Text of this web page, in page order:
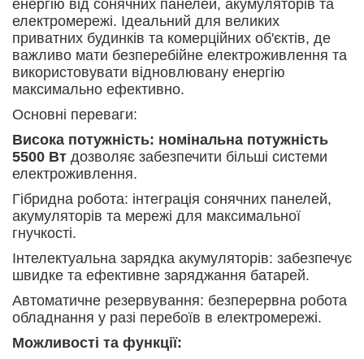
енергію від сонячних панелей, акумуляторів та
електромережі. Ідеальний для великих
приватних будинків та комерційних об'єктів, де
важливо мати безперебійне електроживлення та
використовувати відновлювану енергію
максимально ефективно.
Основні переваги:
Висока потужність: номінальна потужність
5500 Вт дозволяє забезпечити більші системи
електроживлення.
Гібридна робота: інтеграція сонячних панелей,
акумуляторів та мережі для максимальної
гнучкості.
Інтелектуальна зарядка акумуляторів: забезпечує
швидке та ефективне заряджання батарей.
Автоматичне резервування: безперервна робота
обладнання у разі перебоїв в електромережі.
Можливості та функції: